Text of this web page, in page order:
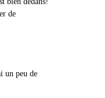
de
un peu de